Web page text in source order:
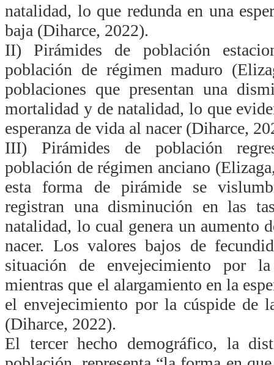
natalidad, lo que redunda en una
baja (Diharce, 2022).
II) Pirámides de población
población de régimen maduro
poblaciones que presentan una
mortalidad y de natalidad, lo que
esperanza de vida al nacer (Diharce,
III) Pirámides de población
población de régimen anciano
esta forma de pirámide se
registran una disminución en las
natalidad, lo cual genera un aumento
nacer. Los valores bajos de
situación de envejecimiento por
mientras que el alargamiento en la
el envejecimiento por la cúspide de
(Diharce, 2022).
El tercer hecho demográfico, la